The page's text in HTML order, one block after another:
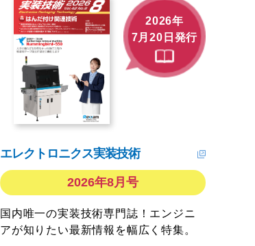
2026年
7月20日発行
エレクトロニクス実装技術
2026年8月号
国内唯一の実装技術専門誌！エンジニ
アが知りたい最新情報を幅広く特集。